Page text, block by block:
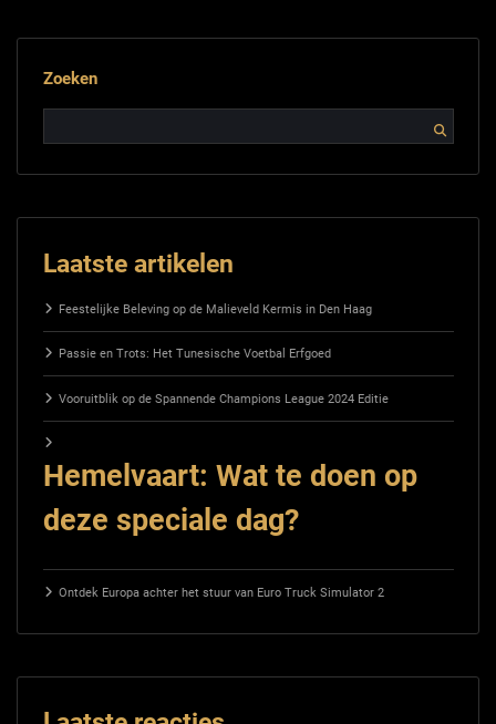
Zoeken
Laatste artikelen
Feestelijke Beleving op de Malieveld Kermis in Den Haag
Passie en Trots: Het Tunesische Voetbal Erfgoed
Vooruitblik op de Spannende Champions League 2024 Editie
Hemelvaart: Wat te doen op
deze speciale dag?
Ontdek Europa achter het stuur van Euro Truck Simulator 2